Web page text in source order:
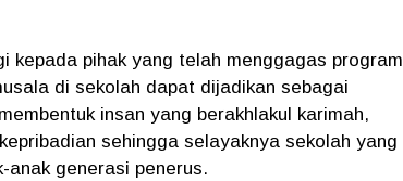
kepada pihak yang telah menggagas program
di sekolah dapat dijadikan sebagai
insan yang berakhlakul karimah,
sehingga selayaknya sekolah yang
anak generasi penerus.